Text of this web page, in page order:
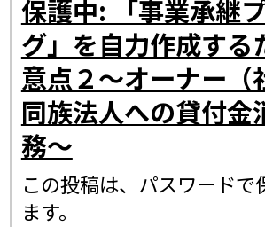
保護中: 「事業承継
グ」を自力作成する
意点２～オーナー（
同族法人への貸付金
務～
この投稿は、パスワードで
ます。